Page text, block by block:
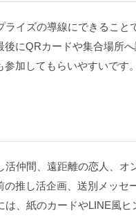
イズの導線にできること
にQRカードや集合場所
加してもらいやすいです。
仲間、遠距離の恋人、オ
推し活企画、送別メッセ
、紙のカードやLINE風ヒ